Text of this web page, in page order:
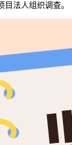
目法人组织调查。